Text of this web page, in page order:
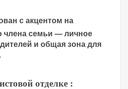
с акцентом на
члена семьи — личное
и общая зона для
отделке :